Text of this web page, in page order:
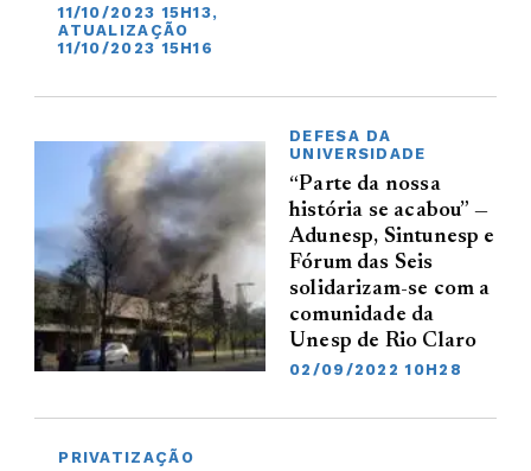
11/10/2023 15H13,
ATUALIZAÇÃO
11/10/2023 15H16
DEFESA DA
UNIVERSIDADE
“Parte da nossa
história se acabou” —
Adunesp, Sintunesp e
Fórum das Seis
solidarizam-se com a
comunidade da
Unesp de Rio Claro
02/09/2022 10H28
PRIVATIZAÇÃO